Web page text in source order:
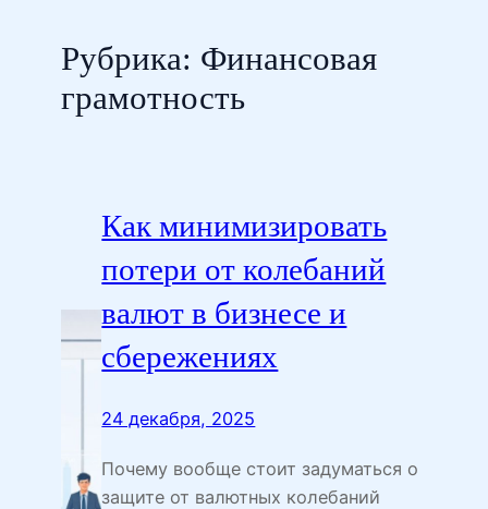
Рубрика: Финансовая
грамотность
Как минимизировать
потери от колебаний
валют в бизнесе и
сбережениях
24 декабря, 2025
Почему вообще стоит задуматься о
защите от валютных колебаний